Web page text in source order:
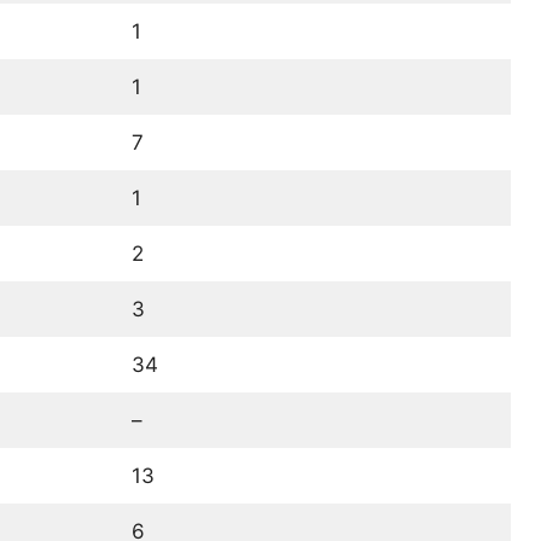
1
1
7
1
2
3
34
–
13
6